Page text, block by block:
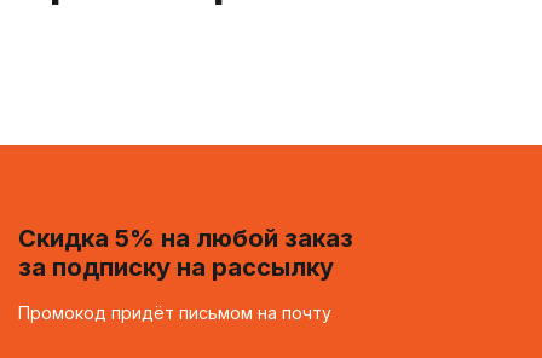
Скидка 5% на любой заказ
за подписку на рассылку
Промокод придёт письмом на почту